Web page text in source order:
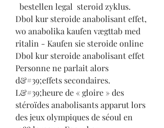
  bestellen legal  steroid zyklus.
Dbol kur steroide anabolisant effet,
wo anabolika kaufen vægttab med
ritalin - Kaufen sie steroide online
Dbol kur steroide anabolisant effet
Personne ne parlait alors
d&#39;effets secondaires.
L&#39;heure de « gloire » des
stéroïdes anabolisants apparut lors
des jeux olympiques de séoul en